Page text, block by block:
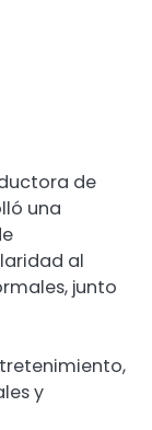
de
una
al
junto
y